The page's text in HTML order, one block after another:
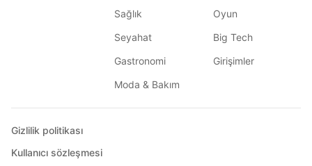
Sağlık
Seyahat
Gastronomi
Moda & Bakım
Oyun
Big Tech
Girişimler
Gizlilik politikası
Kullanıcı sözleşmesi